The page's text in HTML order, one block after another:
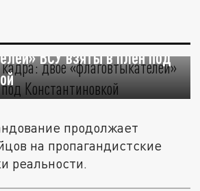
двое
ВСУ взяты в плен под
продолжает
на пропагандистские
реальности.